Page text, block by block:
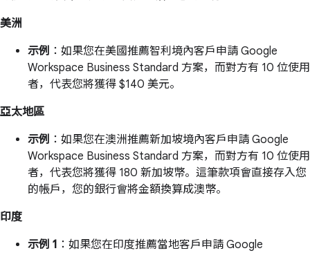
美洲
示例 ：如果您在美國推薦智利境內客戶申請 Google
Workspace Business Standard 方案，而對方有 10 位使用
者，代表您將獲得 $140 美元。
亞太地區
示例 ：如果您在澳洲推薦新加坡境內客戶申請 Google
Workspace Business Standard 方案，而對方有 10 位使用
者，代表您將獲得 180 新加坡幣。這筆款項會直接存入您
的帳戶，您的銀行會將金額換算成澳幣。
印度
示例 1 ：如果您在印度推薦當地客戶申請 Google